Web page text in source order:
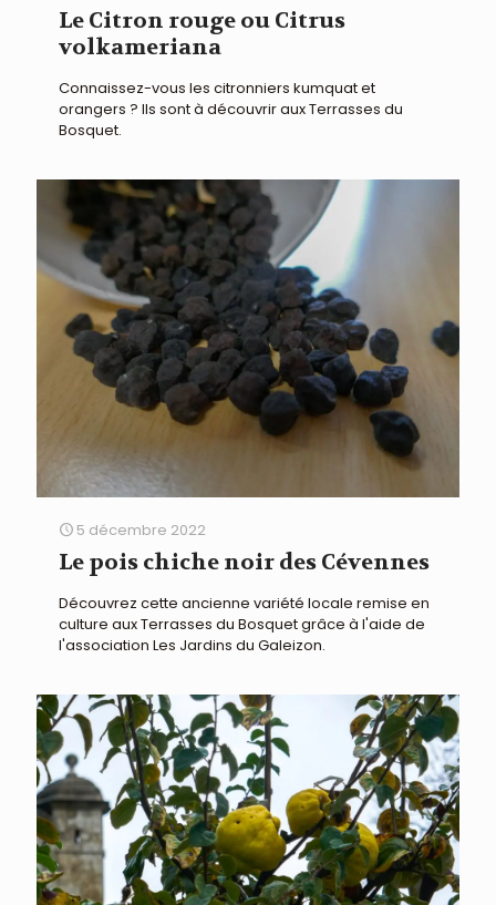
Le Citron rouge ou Citrus
volkameriana
Connaissez-vous les citronniers kumquat et
orangers ? Ils sont à découvrir aux Terrasses du
Bosquet.
5 décembre 2022
Le pois chiche noir des Cévennes
Découvrez cette ancienne variété locale remise en
culture aux Terrasses du Bosquet grâce à l'aide de
l'association Les Jardins du Galeizon.